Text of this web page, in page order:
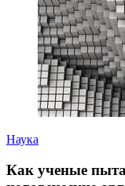
Наука
Как ученые